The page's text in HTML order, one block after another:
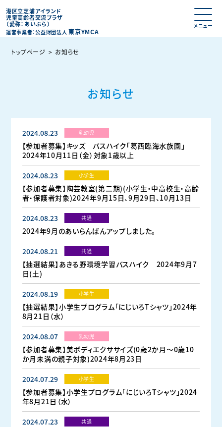
港区立芝浦アイランド
児童高齢者交流プラザ
（愛称：あいぷら）
運営事業者：公益財団法人東京YMCA
トップページ お知らせ
お知らせ
2024.08.23 乳幼児
【参加者募集】キッズ バスハイク「葛西臨海水族園」
2024年10月11日（金）対象1歳以上
2024.08.23 小学生
【参加者募集】陶芸教室(第二期)(小学生・中高校生・高齢
者・保護者対象)2024年9月15日、9月29日、10月13日
2024.08.23 共通
2024年9月のあいらんばんアップしました。
2024.08.21 共通
【抽選結果】あきる野環境学習バスハイク 2024年9月7
日(土)
2024.08.19 小学生
【抽選結果】小学生プログラム「にじいろTシャツ」2024年
8月21日（水）
2024.08.07 乳幼児
【参加者募集】美ボディエクササイズ(0歳2か月～0歳10
か月未満の親子対象)2024年8月23日
2024.07.29 小学生
【参加者募集】小学生プログラム「にじいろTシャツ」2024
年8月21日（水）
2024.07.23 共通